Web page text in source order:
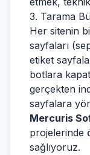
3. Tarama
Her sitenin
sayfaları
etiket
botlara
gerçekten
sayfalara
Mercuris
projelerinde
sağlıyoruz.